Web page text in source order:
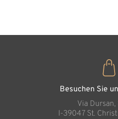
Besuchen Sie
Via
l-39047 St.